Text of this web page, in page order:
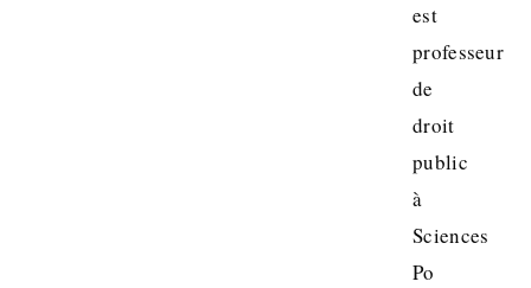
est
professeur
de
droit
public
à
Sciences
Po